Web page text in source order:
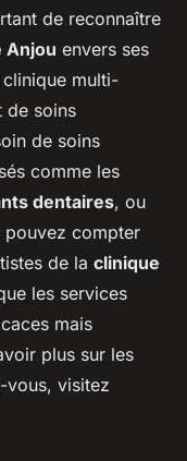
de reconnaître
Anjou envers ses
multi-
de soins
de soins
comme les
dentaires, ou
pouvez compter
de la clinique
les services
mais
plus sur les
vous, visitez